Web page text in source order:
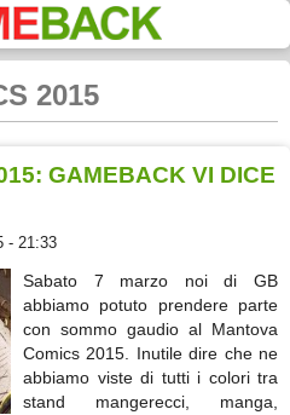
2015
GAMEBACK VI DICE
- 21:33
Sabato 7 marzo noi di GB
abbiamo potuto prendere parte
con sommo gaudio al Mantova
Comics 2015. Inutile dire che ne
abbiamo viste di tutti i colori tra
stand mangerecci, manga,